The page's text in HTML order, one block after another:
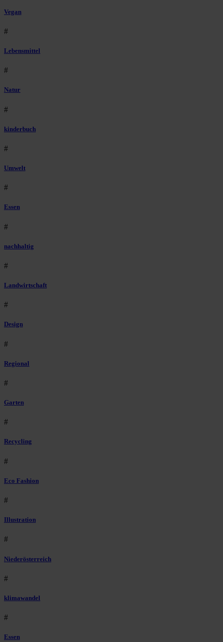
Vegan
#
Lebensmittel
#
Natur
#
kinderbuch
#
Umwelt
#
Essen
#
nachhaltig
#
Landwirtschaft
#
Design
#
Regional
#
Garten
#
Recycling
#
Eco Fashion
#
Illustration
#
Niederösterreich
#
klimawandel
#
Essen